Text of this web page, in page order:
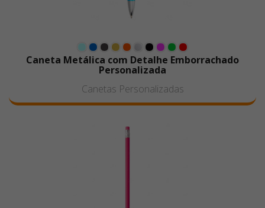
Caneta Metálica com Detalhe Emborrachado
Personalizada
Canetas Personalizadas